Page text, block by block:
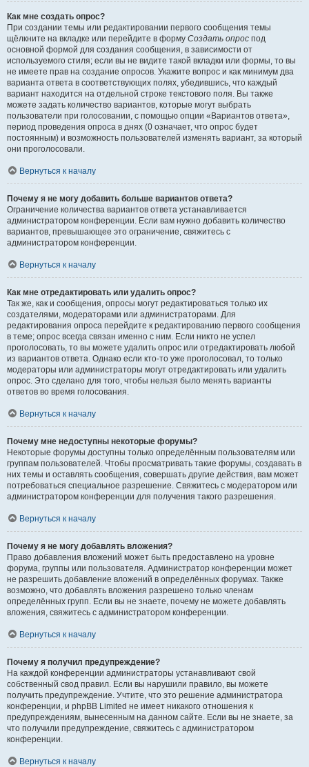
Как мне создать опрос?
При создании темы или редактировании первого сообщения темы
щёлкните на вкладке или перейдите в форму Создать опрос под
основной формой для создания сообщения, в зависимости от
используемого стиля; если вы не видите такой вкладки или формы, то вы
не имеете прав на создание опросов. Укажите вопрос и как минимум два
варианта ответа в соответствующих полях, убедившись, что каждый
вариант находится на отдельной строке текстового поля. Вы также
можете задать количество вариантов, которые могут выбрать
пользователи при голосовании, с помощью опции «Вариантов ответа»,
период проведения опроса в днях (0 означает, что опрос будет
постоянным) и возможность пользователей изменять вариант, за который
они проголосовали.
Вернуться к началу
Почему я не могу добавить больше вариантов ответа?
Ограничение количества вариантов ответа устанавливается
администратором конференции. Если вам нужно добавить количество
вариантов, превышающее это ограничение, свяжитесь с
администратором конференции.
Вернуться к началу
Как мне отредактировать или удалить опрос?
Так же, как и сообщения, опросы могут редактироваться только их
создателями, модераторами или администраторами. Для
редактирования опроса перейдите к редактированию первого сообщения
в теме; опрос всегда связан именно с ним. Если никто не успел
проголосовать, то вы можете удалить опрос или отредактировать любой
из вариантов ответа. Однако если кто-то уже проголосовал, то только
модераторы или администраторы могут отредактировать или удалить
опрос. Это сделано для того, чтобы нельзя было менять варианты
ответов во время голосования.
Вернуться к началу
Почему мне недоступны некоторые форумы?
Некоторые форумы доступны только определённым пользователям или
группам пользователей. Чтобы просматривать такие форумы, создавать в
них темы и оставлять сообщения, совершать другие действия, вам может
потребоваться специальное разрешение. Свяжитесь с модератором или
администратором конференции для получения такого разрешения.
Вернуться к началу
Почему я не могу добавлять вложения?
Право добавления вложений может быть предоставлено на уровне
форума, группы или пользователя. Администратор конференции может
не разрешить добавление вложений в определённых форумах. Также
возможно, что добавлять вложения разрешено только членам
определённых групп. Если вы не знаете, почему не можете добавлять
вложения, свяжитесь с администратором конференции.
Вернуться к началу
Почему я получил предупреждение?
На каждой конференции администраторы устанавливают свой
собственный свод правил. Если вы нарушили правило, вы можете
получить предупреждение. Учтите, что это решение администратора
конференции, и phpBB Limited не имеет никакого отношения к
предупреждениям, вынесенным на данном сайте. Если вы не знаете, за
что получили предупреждение, свяжитесь с администратором
конференции.
Вернуться к началу